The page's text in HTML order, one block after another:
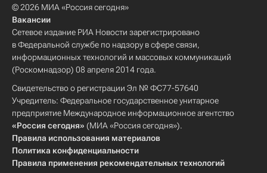
© 2026 МИА «Россия сегодня»
Вакансии
Сетевое издание РИА Новости зарегистрировано
в Федеральной службе по надзору в сфере связи,
информационных технологий и массовых коммуникаций
(Роскомнадзор) 08 апреля 2014 года.
Свидетельство о регистрации Эл № ФС77-57640
Учредитель: Федеральное государственное унитарное
предприятие Международное информационное агентство
«Россия сегодня» (МИА «Россия сегодня»).
Правила использования материалов
Политика конфиденциальности
Правила применения рекомендательных технологий